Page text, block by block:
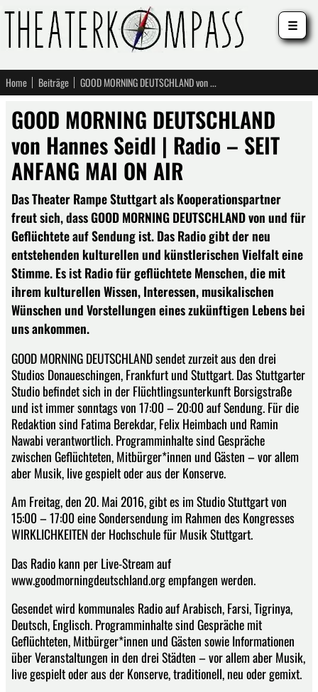
Home Beiträge GOOD MORNING DEUTSCHLAND von Hannes Seidl | Radio – SEIT ANFANG MAI ON AIR
GOOD MORNING DEUTSCHLAND
von Hannes Seidl | Radio – SEIT
ANFANG MAI ON AIR
Das Theater Rampe Stuttgart als Kooperationspartner
freut sich, dass GOOD MORNING DEUTSCHLAND von und für
Geflüchtete auf Sendung ist. Das Radio gibt der neu
entstehenden kulturellen und künstlerischen Vielfalt eine
Stimme. Es ist Radio für geflüchtete Menschen, die mit
ihrem kulturellen Wissen, Interessen, musikalischen
Wünschen und Vorstellungen eines zukünftigen Lebens bei
uns ankommen.
GOOD MORNING DEUTSCHLAND sendet zurzeit aus den drei
Studios Donaueschingen, Frankfurt und Stuttgart. Das Stuttgarter
Studio befindet sich in der Flüchtlingsunterkunft Borsigstraße
und ist immer sonntags von 17:00 – 20:00 auf Sendung. Für die
Redaktion sind Fatima Berekdar, Felix Heimbach und Ramin
Nawabi verantwortlich. Programminhalte sind Gespräche
zwischen Geflüchteten, Mitbürger*innen und Gästen – vor allem
aber Musik, live gespielt oder aus der Konserve.
Am Freitag, den 20. Mai 2016, gibt es im Studio Stuttgart von
15:00 – 17:00 eine Sondersendung im Rahmen des Kongresses
WIRKLICHKEITEN der Hochschule für Musik Stuttgart.
Das Radio kann per Live-Stream auf
www.goodmorningdeutschland.org empfangen werden.
Gesendet wird kommunales Radio auf Arabisch, Farsi, Tigrinya,
Deutsch, Englisch. Programminhalte sind Gespräche mit
Geflüchteten, Mitbürger*innen und Gästen sowie Informationen
über Veranstaltungen in den drei Städten – vor allem aber Musik,
live gespielt oder aus der Konserve, traditionell, neu oder gemixt.
☰